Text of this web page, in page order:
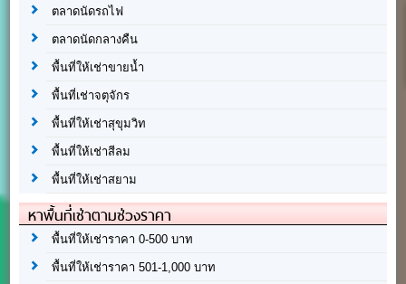
ตลาดนัดรถไฟ
ตลาดนัดกลางคืน
พื้นที่ให้เช่าขายน้ำ
พื้นที่เช่าจตุจักร
พื้นที่ให้เช่าสุขุมวิท
พื้นที่ให้เช่าสีลม
พื้นที่ให้เช่าสยาม
หาพื้นที่เช่าตามช่วงราคา
พื้นที่ให้เช่าราคา 0-500 บาท
พื้นที่ให้เช่าราคา 501-1,000 บาท